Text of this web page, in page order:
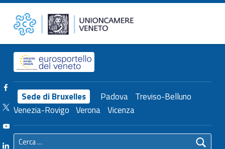
Come funziona la registrazione al programma Erasmus for Young Entrepreneurs – Unioncamere del Veneto Unioncamere del Veneto
Header info sidebar
Sede di Bruxelles Padova Treviso-Belluno
Venezia-Rovigo Verona Vicenza
Facebook Unioncamere Veneto
Twitter Unioncamere Veneto
Youtube Unioncamere Veneto
Linkedin Unioncamere Veneto
Ricerca per: